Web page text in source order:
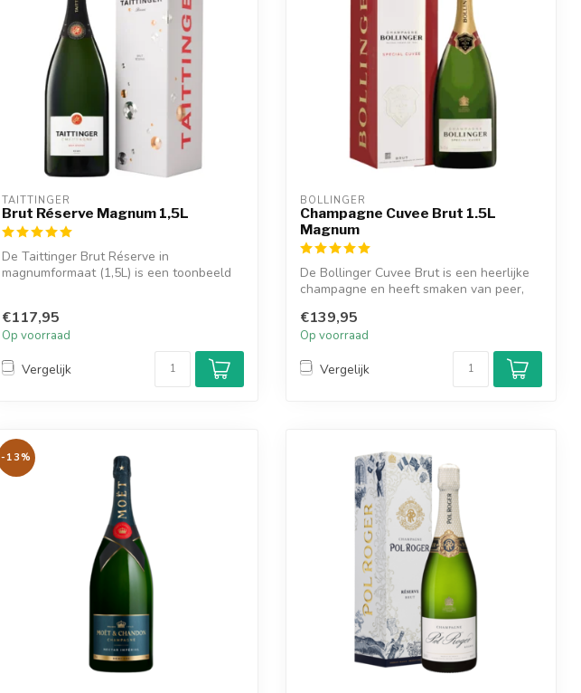
TAITTINGER
Brut Réserve Magnum 1,5L
De Taittinger Brut Réserve in
magnumformaat (1,5L) is een toonbeeld
€117,95
Op voorraad
Vergelijk
BOLLINGER
Champagne Cuvee Brut 1.5L
Magnum
De Bollinger Cuvee Brut is een heerlijke
champagne en heeft smaken van peer,
€139,95
Op voorraad
Vergelijk
-13%